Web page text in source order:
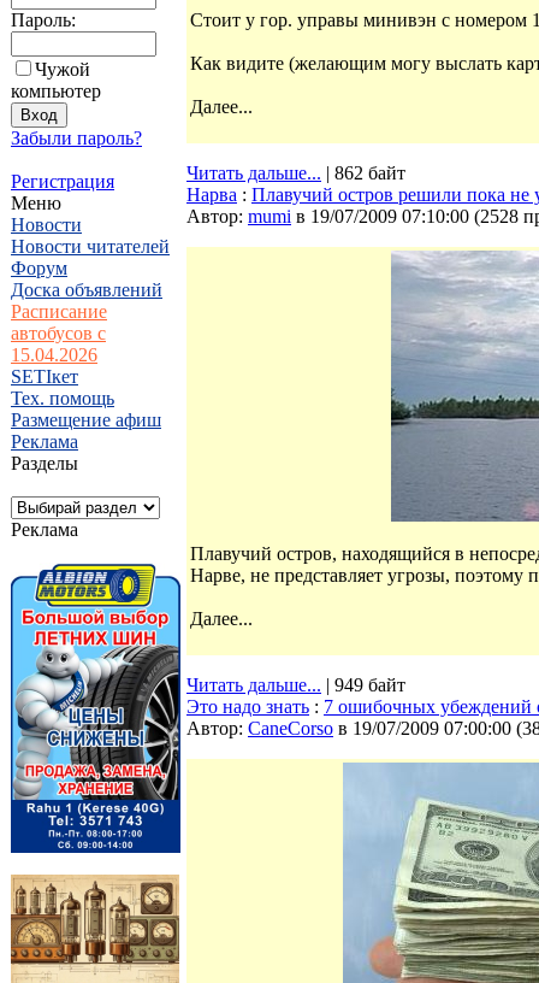
Пароль:
Чужой
компьютер
Забыли пароль?
Регистрация
Меню
Новости
Новости читателей
Форум
Доска объявлений
Расписание
автобусов с
15.04.2026
SETIкет
Тех. помощь
Размещение афиш
Реклама
Разделы
Реклама
Стоит у гор. управы минивэн с номером
Как видите (желающим могу выслать
Далее...
Читать дальше... | 862 байт
Нарва : Плавучий остров решили пока не
Автор: mumi в 19/07/2009 07:10:00 (2528
Плавучий остров, находящийся в
Нарве, не представляет угрозы, поэтому
Далее...
Читать дальше... | 949 байт
Это надо знать : 7 ошибочных убеждений
Автор: CaneCorso в 19/07/2009 07:00:00 (